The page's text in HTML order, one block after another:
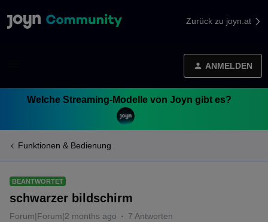
Zurück zu joyn.at
ANMELDEN
Welche Streaming-Modelle von Joyn gibt es?
Funktionen & Bedienung
BEANTWORTET
schwarzer bildschirm
Forum|Forum|2 months ago 7 Antworten